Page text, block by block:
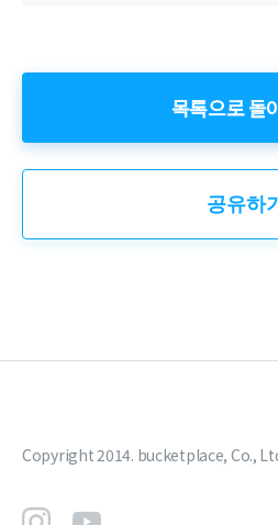
목록으로 돌
공유하기
Copyright 2014. bucketplace, Co.,